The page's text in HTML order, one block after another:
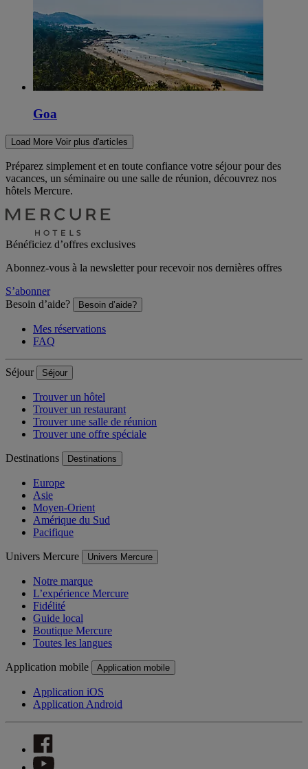
Goa
Load More Voir plus d'articles
Préparez simplement et en toute confiance votre séjour pour des
vacances, un séminaire ou une salle de réunion, découvrez nos
hôtels Mercure.
Bénéficiez d’offres exclusives
Abonnez-vous à la newsletter pour recevoir nos dernières offres
S’abonner
Besoin d’aide?
Besoin d’aide?
Mes réservations
FAQ
Séjour Séjour
Trouver un hôtel
Trouver un restaurant
Trouver une salle de réunion
Trouver une offre spéciale
Destinations Destinations
Europe
Asie
Moyen-Orient
Amérique du Sud
Pacifique
Univers Mercure Univers Mercure
Notre marque
L’expérience Mercure
Fidélité
Guide local
Boutique Mercure
Toutes les langues
Application mobile Application mobile
Application iOS
Application Android